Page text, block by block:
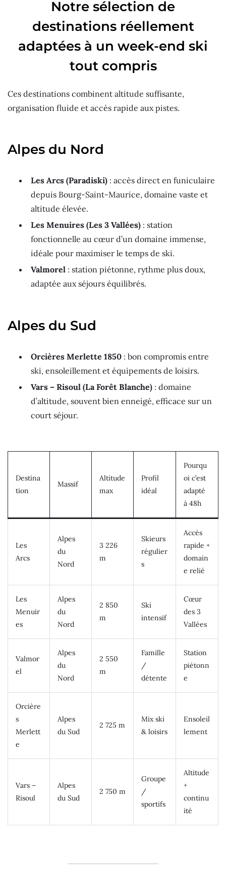
Notre sélection de
destinations réellement
adaptées à un week-end ski
tout compris
Ces destinations combinent altitude suffisante,
organisation fluide et accès rapide aux pistes.
Alpes du Nord
Les Arcs (Paradiski) : accès direct en funiculaire
depuis Bourg-Saint-Maurice, domaine vaste et
altitude élevée.
Les Menuires (Les 3 Vallées) : station
fonctionnelle au cœur d’un domaine immense,
idéale pour maximiser le temps de ski.
Valmorel : station piétonne, rythme plus doux,
adaptée aux séjours équilibrés.
Alpes du Sud
Orcières Merlette 1850 : bon compromis entre
ski, ensoleillement et équipements de loisirs.
Vars – Risoul (La Forêt Blanche) : domaine
d’altitude, souvent bien enneigé, efficace sur un
court séjour.
Destina
tion
Massif
Altitude
max
Profil
idéal
Pourqu
oi c’est
adapté
à 48h
Les
Arcs
Alpes
du
Nord
3 226
m
Skieurs
régulier
s
Accès
rapide +
domain
e relié
Les
Menuir
es
Alpes
du
Nord
2 850
m
Ski
intensif
Cœur
des 3
Vallées
Valmor
el
Alpes
du
Nord
2 550
m
Famille
/
détente
Station
piétonn
e
Orcière
s
Merlett
e
Alpes
du Sud
2 725 m
Mix ski
& loisirs
Ensoleil
lement
Vars –
Risoul
Alpes
du Sud
2 750 m
Groupe
/
sportifs
Altitude
+
continu
ité